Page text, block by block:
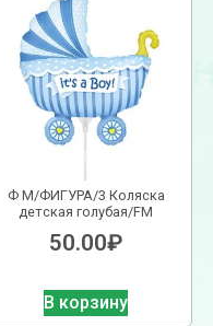
Ф М/ФИГУРА/3 Коляска
детская голубая/FM
50.00₽
В корзину